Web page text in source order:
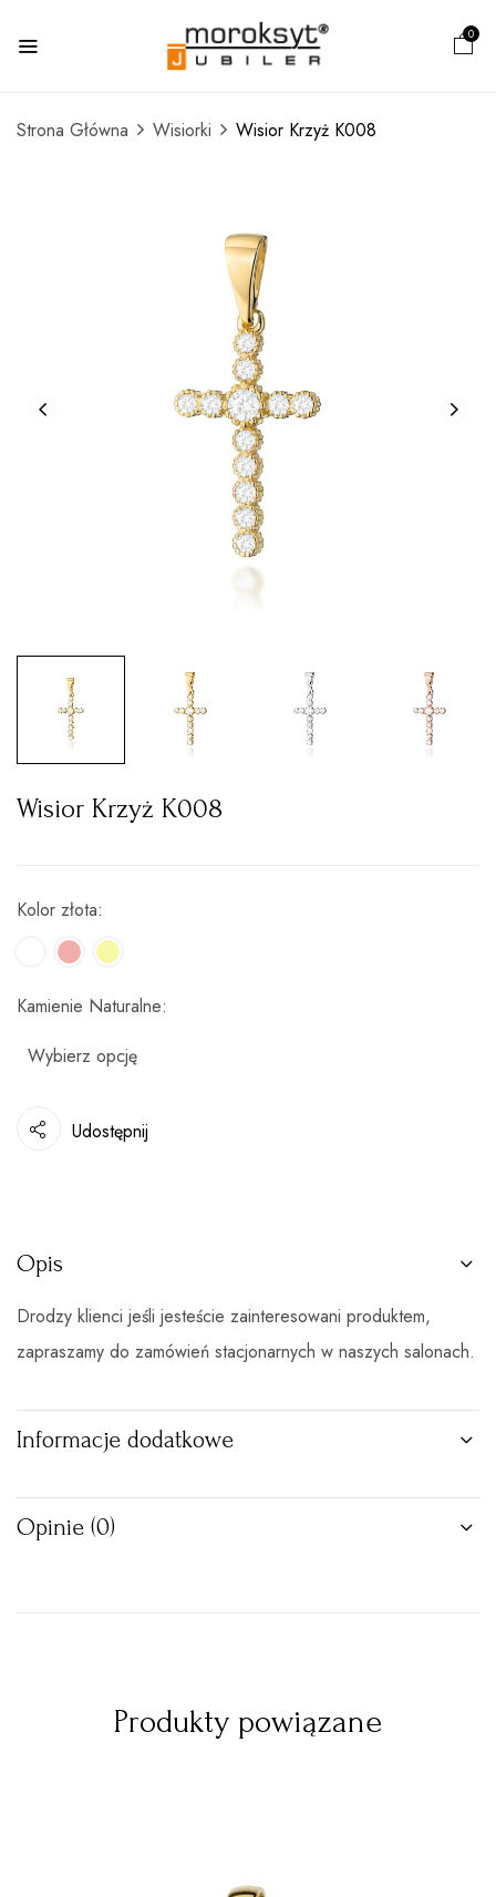
0
Strona Główna Wisiorki Wisior Krzyż K008
Wisior Krzyż K008
Kolor złota
Kamienie Naturalne
Udostępnij
Opis
Drodzy klienci jeśli jesteście zainteresowani produktem,
zapraszamy do zamówień stacjonarnych w naszych salonach.
Informacje dodatkowe
Opinie (0)
Produkty powiązane